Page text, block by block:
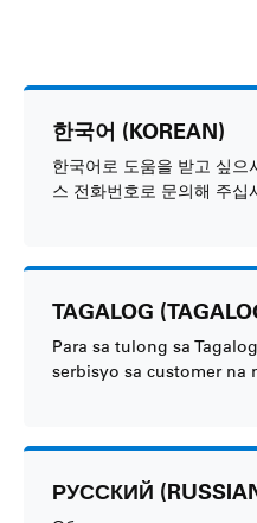
한국어 (KOREAN)
한국어로 도움을 받고 싶으
스 전화번호로 문의해 주십
TAGALOG
Para sa tulong sa
serbisyo sa customer na
РУССКИЙ